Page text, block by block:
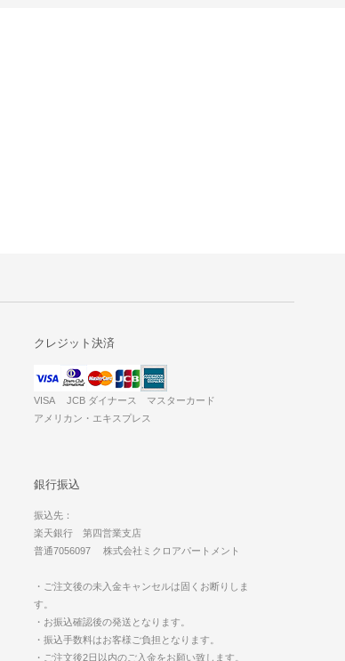
クレジット決済
VISA JCB ダイナース マスターカード
アメリカン・エキスプレス
銀行振込
振込先：
楽天銀行 第四営業支店
普通7056097 株式会社ミクロアパートメント
・ご注文後の未入金キャンセルは固くお断りしま
す。
・お振込確認後の発送となります。
・振込手数料はお客様ご負担となります。
・ご注文後2日以内のご入金をお願い致します。